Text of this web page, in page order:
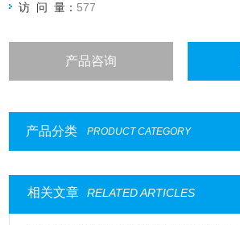
访 问 量： 577
产品咨询
产品分类 PRODUCT CATEGORY
相关文章 RELATED ARTICLES